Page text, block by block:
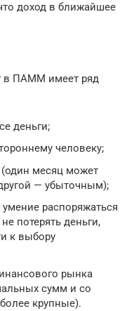
доход в ближайшее
в ПАММ имеет ряд
деньги;
человеку;
(один месяц может
— убыточным);
распоряжаться
потерять деньги,
к выбору
рынка
сумм и со
крупные).